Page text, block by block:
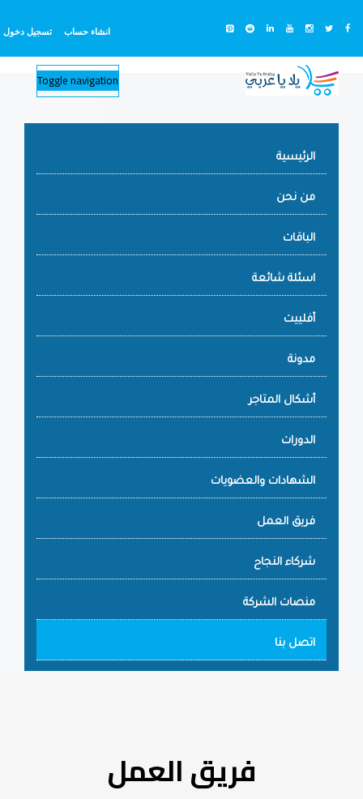
تسجيل دخول انشاء حساب
Toggle navigation
الرئيسية
من نحن
الباقات
اسئلة شائعة
أفلييت
مدونة
أشكال المتاجر
الدورات
الشهادات والعضويات
فريق العمل
شركاء النجاح
منصات الشركة
اتصل بنا
فريق العمل